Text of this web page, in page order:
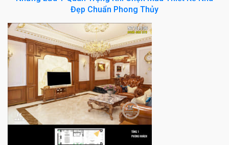
Đẹp Chuẩn Phong Thủy